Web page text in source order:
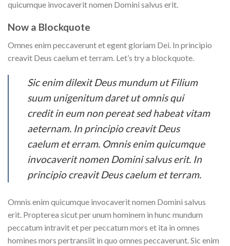
quicumque invocaverit nomen Domini salvus erit.
Now a Blockquote
Omnes enim peccaverunt et egent gloriam Dei. In principio
creavit Deus caelum et terram. Let’s try a blockquote.
Sic enim dilexit Deus mundum ut Filium
suum unigenitum daret ut omnis qui
credit in eum non pereat sed habeat vitam
aeternam. In principio creavit Deus
caelum et erram. Omnis enim quicumque
invocaverit nomen Domini salvus erit. In
principio creavit Deus caelum et terram.
Omnis enim quicumque invocaverit nomen Domini salvus
erit. Propterea sicut per unum hominem in hunc mundum
peccatum intravit et per peccatum mors et ita in omnes
homines mors pertransiit in quo omnes peccaverunt. Sic enim